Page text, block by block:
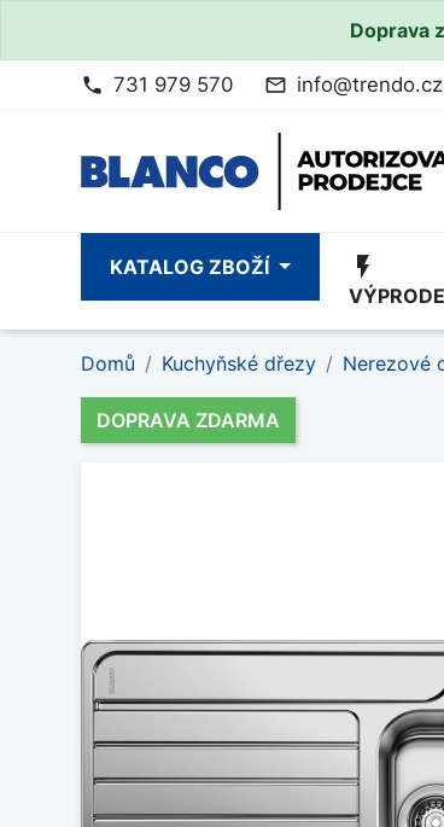
Doprava
phone 731 979 570 mail_outline info@trendo.cz
KATALOG ZBOŽÍ flash_on
Domů Kuchyňské dřezy Nerezové
DOPRAVA ZDARMA